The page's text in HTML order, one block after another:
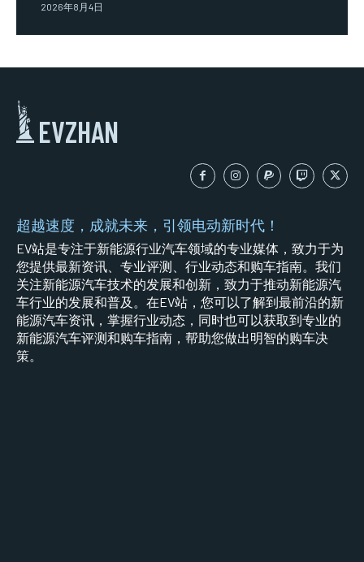
2026年8月4日
EVZHAN
超越速度，成就未来，引领电动新时代！
EV站是专注于新能源行业汽车领域的专业媒体，致力于为
您提供最新资讯、专业评测、行业动态和购车指南。我们
关注新能源汽车技术的发展和创新，致力于推动新能源汽
车行业的发展和普及。在EV站，您可以了解到最前沿的新
能源汽车资讯，掌握行业动态，同时也可以获取到专业的
新能源汽车评测和购车指南，帮助您做出明智的购车决
策。